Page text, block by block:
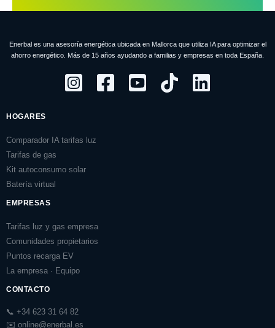
Enerbal es una asesoría energética ubicada en Mallorca que utiliza IA para optimizar el
ahorro energético. Más de 15 años ayudando a familias y empresas en toda España.
HOGARES
Comparador IA tarifas luz
Tarifas de gas
Kit autoconsumo solar
Batería virtual
EMPRESAS
Tarifas luz y gas empresa
Comunidades propietarios
Puntos recarga EV
La empresa · Equipo
CONTACTO
📞 +34 623 31 64 82
✉️ online@enerbal.es